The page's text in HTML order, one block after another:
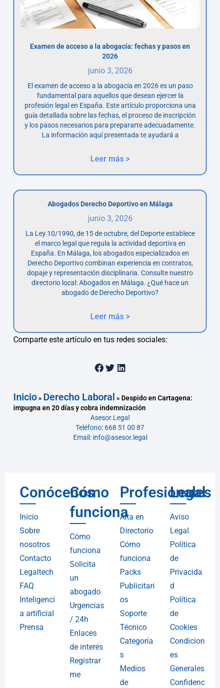
Examen de acceso a la abogacía: fechas y pasos en
2026
junio 3, 2026
El examen de acceso a la abogacía en 2026 es un paso
fundamental para aquellos que desean ejercer la
profesión legal en España. Este artículo proporciona una
guía detallada sobre las fechas, el proceso de inscripción
y los pasos necesarios para prepararte adecuadamente.
La información aquí presentada te ayudará a
Leer más >
Abogados Derecho Deportivo en Málaga
junio 3, 2026
La Ley 10/1990, de 15 de octubre, del Deporte establece
el marco legal que regula la actividad deportiva en
España. En Málaga, los abogados especializados en
Derecho Deportivo combinan experiencia en contratos,
dopaje y representación disciplinaria. Consulte nuestro
directorio local: Abogados en Málaga. ¿Qué hace un
abogado de Derecho Deportivo?
Leer más >
Comparte este artículo en tus redes sociales:
Inicio» Derecho Laboral » Despido en Cartagena:
impugna en 20 días y cobra indemnización
Asesor.Legal
Teléfono: 668 51 00 87
Email: info@asesor.legal
Conócenos
Inicio
Sobre
nosotros
Contacto
Legaltech
FAQ
Inteligenci
a artificial
Prensa
Cómo
funciona
Cómo
funciona
Solicita
un
abogado
Urgencias
/ 24h
Enlaces
de interés
Registrar
me
Profesionales
Alta en
Directorio
Cómo
funciona
Packs
Publicitari
os
Soporte
Técnico
Categoría
s
Medios
de
Legal
Aviso
Legal
Política
de
Privacida
d
Política
de
Cookies
Condicion
es
Generales
Confidenc